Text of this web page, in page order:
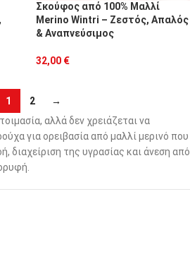
Σκούφος από 100% Μαλλί
Merino Wintri – Ζεστός, Απαλός
& Αναπνεύσιμος
32,00 €
1 2
→
αλλά δεν χρειάζεται να
για ορειβασία από μαλλί μερινό που
διαχείριση της υγρασίας και άνεση από